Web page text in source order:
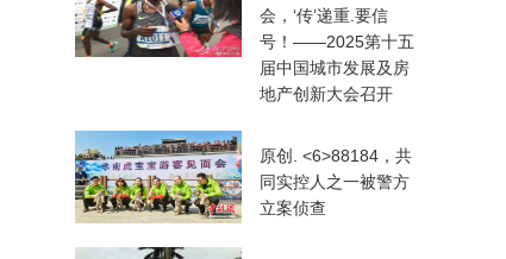
会，‘传’递重.要信
号！——2025第十五
届中国城市发展及房
地产创新大会召开
原创. <6>88184，共
同实控人之一被警方
立案侦查